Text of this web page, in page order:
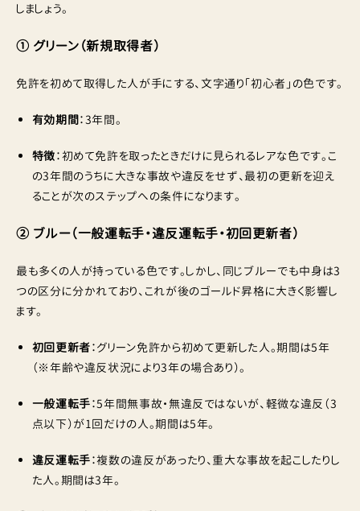
しましょう。
① グリーン（新規取得者）
免許を初めて取得した人が手にする、文字通り「初心者」の色です。
有効期間：3年間。
特徴：初めて免許を取ったときだけに見られるレアな色です。こ
の3年間のうちに大きな事故や違反をせず、最初の更新を迎え
ることが次のステップへの条件になります。
② ブルー（一般運転手・違反運転手・初回更新者）
最も多くの人が持っている色です。しかし、同じブルーでも中身は3
つの区分に分かれており、これが後のゴールド昇格に大きく影響し
ます。
初回更新者：グリーン免許から初めて更新した人。期間は5年
（※年齢や違反状況により3年の場合あり）。
一般運転手：5年間無事故・無違反ではないが、軽微な違反（3
点以下）が1回だけの人。期間は5年。
違反運転手：複数の違反があったり、重大な事故を起こしたりし
た人。期間は3年。